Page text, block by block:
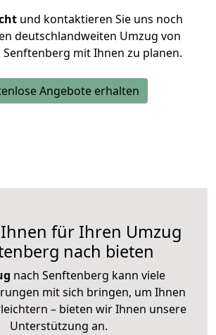
und kontaktieren Sie uns noch
deutschlandweiten Umzug von
Senftenberg mit Ihnen zu planen.
Angebote erhalten
für Ihren Umzug
nach bieten
nach Senftenberg kann viele
mit sich bringen, um Ihnen
– bieten wir Ihnen unsere
Unterstützung an.